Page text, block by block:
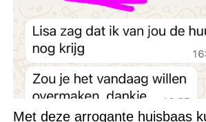
Met deze arrogante huisbaas